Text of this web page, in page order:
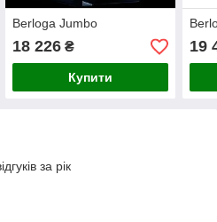
Berloga Jumbo
18 226₴
Купити
19
за рік